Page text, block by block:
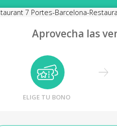
Aprovecha las
ELIGE TU BONO